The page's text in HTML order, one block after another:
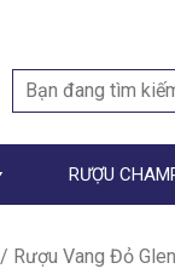
Search
for:
RƯỢU
/ Rượu Vang Đỏ